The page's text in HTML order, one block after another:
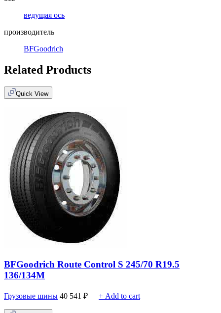
ведущая ось
производитель
BFGoodrich
Related Products
Quick View
BFGoodrich Route Control S 245/70 R19.5
136/134M
Грузовые шины 40 541 ₽ + Add to cart